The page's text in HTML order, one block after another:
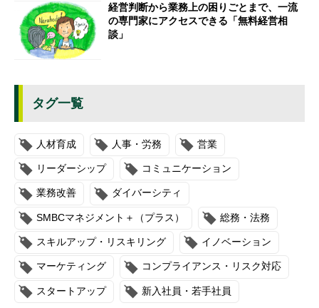
経営判断から業務上の困りごとまで、一流
の専門家にアクセスできる「無料経営相
談」
タグ一覧
人材育成 人事・労務 営業
リーダーシップ コミュニケーション
業務改善 ダイバーシティ
SMBCマネジメント＋（プラス） 総務・法務
スキルアップ・リスキリング イノベーション
マーケティング コンプライアンス・リスク対応
スタートアップ 新入社員・若手社員